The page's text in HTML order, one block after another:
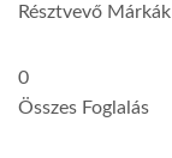
Résztvevő Márkák
0
Összes Foglalás